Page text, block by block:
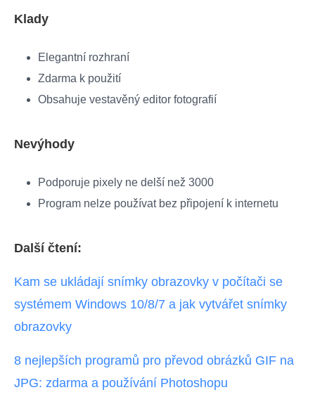
Klady
Elegantní rozhraní
Zdarma k použití
Obsahuje vestavěný editor fotografií
Nevýhody
Podporuje pixely ne delší než 3000
Program nelze používat bez připojení k internetu
Další čtení:
Kam se ukládají snímky obrazovky v počítači se
systémem Windows 10/8/7 a jak vytvářet snímky
obrazovky
8 nejlepších programů pro převod obrázků GIF na
JPG: zdarma a používání Photoshopu